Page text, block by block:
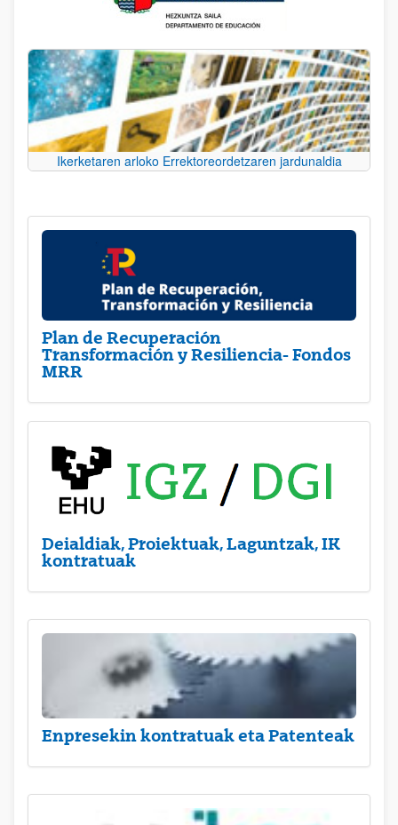
Ikerketaren arloko Errektoreordetzaren jardunaldia
Plan de Recuperación
Transformación y Resiliencia- Fondos
MRR
Deialdiak, Proiektuak, Laguntzak, IK
kontratuak
Enpresekin kontratuak eta Patenteak